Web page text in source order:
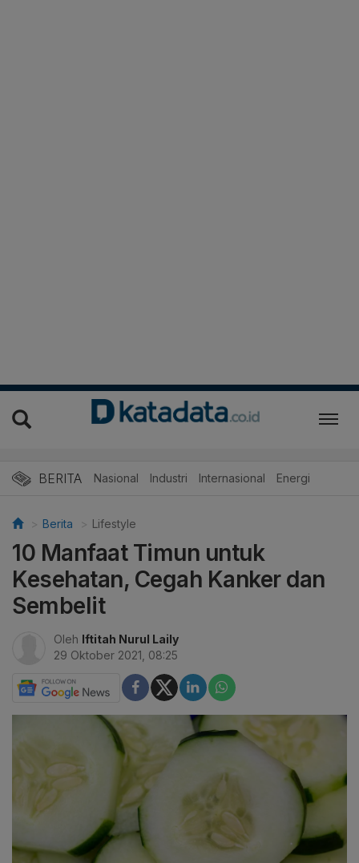
BERITA Nasional Industri Internasional Energi
Berita Lifestyle
10 Manfaat Timun untuk
Kesehatan, Cegah Kanker dan
Sembelit
Oleh Iftitah Nurul Laily
29 Oktober 2021, 08:25